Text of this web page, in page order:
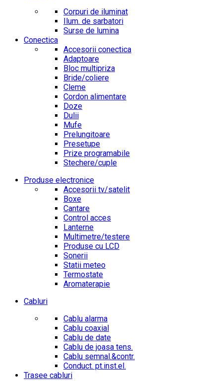
Corpuri de iluminat
Ilum. de sarbatori
Surse de lumina
Conectica
Accesorii conectica
Adaptoare
Bloc multipriza
Bride/coliere
Cleme
Cordon alimentare
Doze
Dulii
Mufe
Prelungitoare
Presetupe
Prize programabile
Stechere/cuple
Produse electronice
Accesorii tv/satelit
Boxe
Cantare
Control acces
Lanterne
Multimetre/testere
Produse cu LCD
Sonerii
Statii meteo
Termostate
Aromaterapie
Cabluri
Cablu alarma
Cablu coaxial
Cablu de date
Cablu de joasa tens.
Cablu semnal.&contr.
Conduct. pt.inst.el.
Trasee cabluri